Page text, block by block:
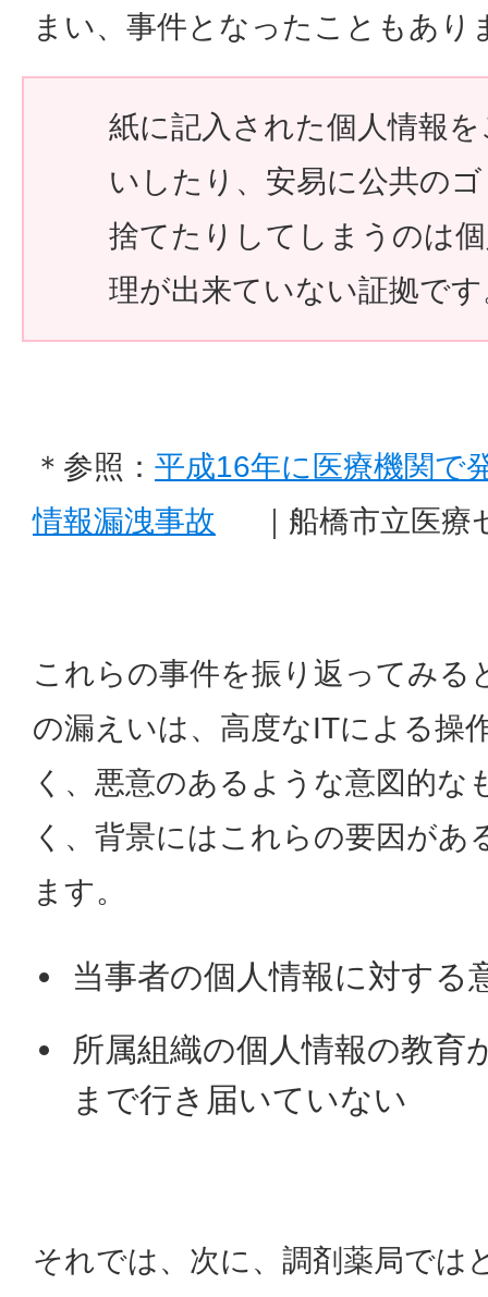
まい、事件となったこともあり
紙に記入された個人情報
いしたり、安易に公共の
捨てたりしてしまうのは
理が出来ていない証拠で
＊参照： 平成16年に医療機関で
情報漏洩事故
｜船橋市立医
これらの事件を振り返ってみる
の漏えいは、高度なITによる操
く、悪意のあるような意図的な
く、背景にはこれらの要因があ
ます。
当事者の個人情報に対する
所属組織の個人情報の教育
まで行き届いていない
それでは、次に、調剤薬局では